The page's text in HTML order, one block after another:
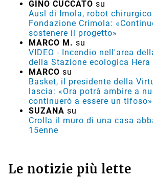
Commenti recenti
GINO CUCCATOsu
Ausl di Imola, robot chirurgico
Fondazione Crimola:
sostenere il progetto»
MARCO M.su
VIDEO - Incendio nell'area
della Stazione ecologica Hera
MARCO su
Basket, il presidente della
Crolla il muro di una casa